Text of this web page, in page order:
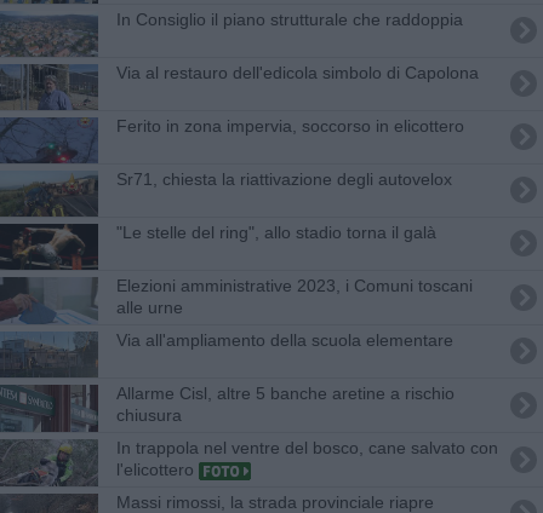
In Consiglio il piano strutturale che raddoppia
Via al restauro dell'edicola simbolo di Capolona
Ferito in zona impervia, soccorso in elicottero
Sr71, chiesta la riattivazione degli autovelox
"Le stelle del ring", allo stadio torna il galà
Elezioni amministrative 2023, i Comuni toscani
alle urne
Via all'ampliamento della scuola elementare
Allarme Cisl, altre 5 banche aretine a rischio
chiusura
In trappola nel ventre del bosco, cane salvato con
l'elicottero
Massi rimossi, la strada provinciale riapre